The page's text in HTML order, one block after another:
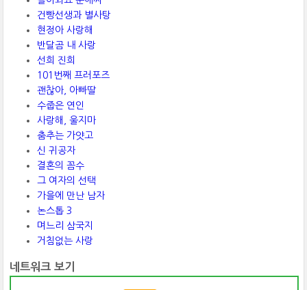
건빵선생과 별사탕
현정아 사랑해
반달곰 내 사랑
선희 진희
101번째 프러포즈
괜찮아, 아빠딸
수줍은 연인
사랑해, 울지마
춤추는 가얏고
신 귀공자
결혼의 꼼수
그 여자의 선택
가을에 만난 남자
논스톱 3
며느리 삼국지
거침없는 사랑
네트워크 보기